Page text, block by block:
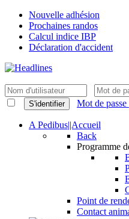
Nouvelle adhésion
Prochaines randos
Calcul indice IBP
Déclaration d'accident
S'identifier Mot de passe
A Pedibus||Accueil
Back
Programme
Point de
Contact